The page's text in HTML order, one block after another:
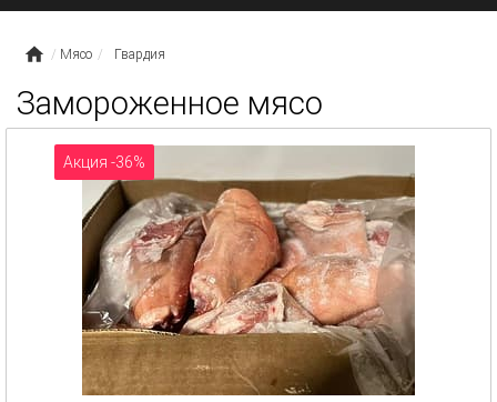
Мясо Гвардия
Замороженное мясо
Акция -36%